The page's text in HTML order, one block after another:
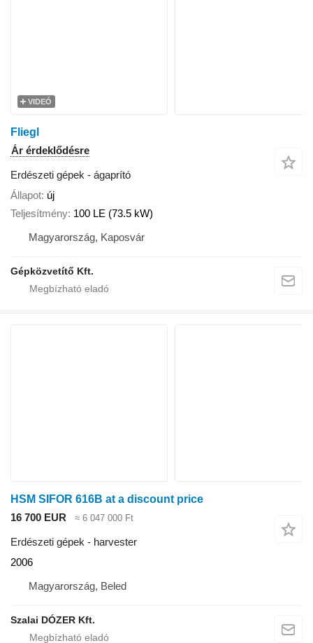
VIDEÓ
Fliegl
Ár érdeklődésre
Erdészeti gépek - ágaprító
Állapot új
Teljesítmény 100 LE (73.5 kW)
Magyarország, Kaposvár
Gépközvetítő Kft.
HSM SIFOR 616B at a discount price
16 700 EUR
≈ 6 047 000 Ft
Erdészeti gépek - harvester
2006
Magyarország, Beled
Szalai DÓZER Kft.